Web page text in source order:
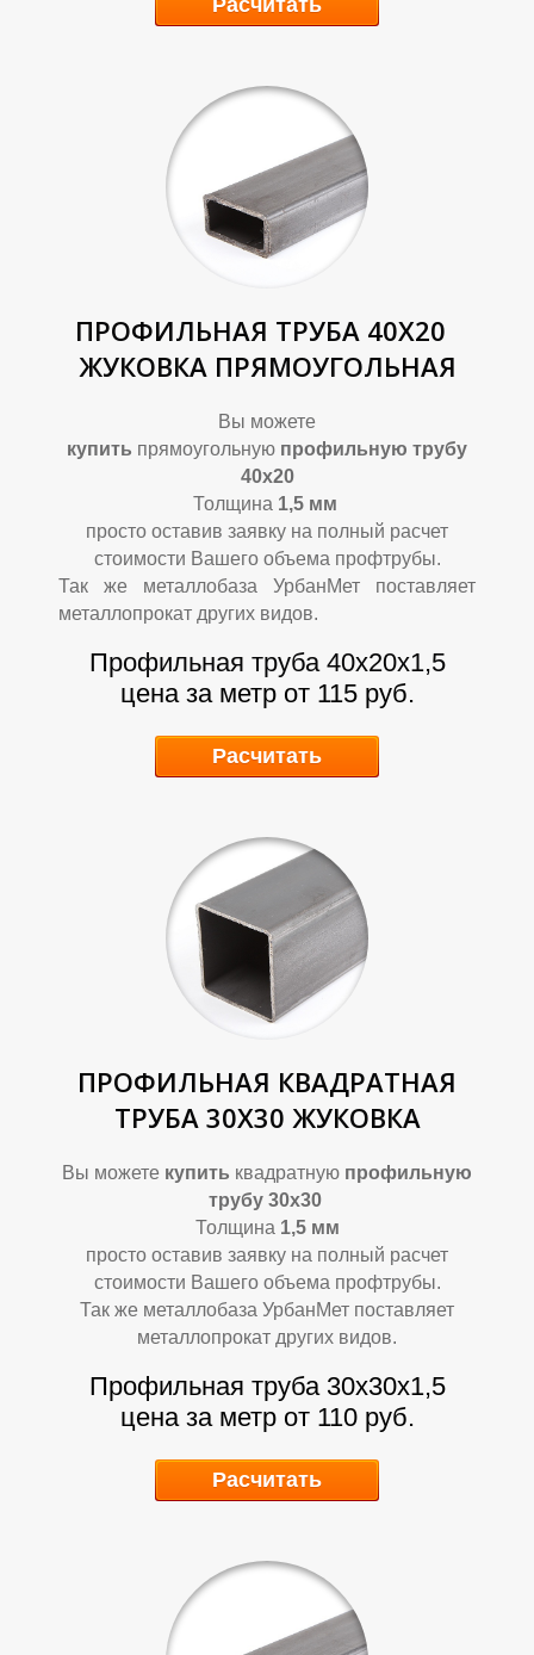
П
Р
О
Расчитать
ПРОФИЛЬНАЯ ТРУБА 40Х20
ЖУКОВКА ПРЯМОУГОЛЬНАЯ
Вы можете
купить прямоугольную профильную трубу
40х20
Толщина 1,5мм
просто оставив заявку на полный расчет
стоимости Вашего объема профтрубы.
Так же металлобаза УрбанМет поставляет
металлопрокат других видов.
Профильная труба 40х20х1,5
цена за метр от 115 руб.
Расчитать
ПРОФИЛЬНАЯ КВАДРАТНАЯ
ТРУБА 30Х30 ЖУКОВКА
Вы можете купить квадратную профильную
трубу 30х30
Толщина 1,5 мм
просто оставив заявку на полный расчет
стоимости Вашего объема профтрубы.
Так же металлобаза УрбанМет поставляет
металлопрокат других видов.
Профильная труба 30х30х1,5
цена за метр от 110 руб.
Расчитать
П
Р
О